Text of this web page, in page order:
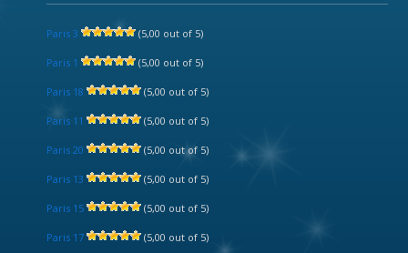
Paris 3 (5,00 out of 5)
Paris 1 (5,00 out of 5)
Paris 18 (5,00 out of 5)
Paris 11 (5,00 out of 5)
Paris 20 (5,00 out of 5)
Paris 13 (5,00 out of 5)
Paris 15 (5,00 out of 5)
Paris 17 (5,00 out of 5)